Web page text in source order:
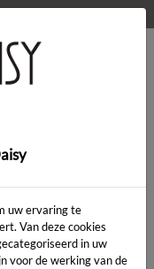
uw ervaring te
Van deze cookies
in uw
voor de werking van de